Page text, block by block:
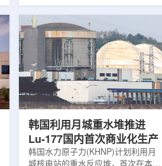
治疗系统的重要突破。本例受试者为
肺癌患者。试验所用的超导质子治疗
系统，搭载中科离子自主研发的
SC240超导回旋加速器，具有超大照
射野、360°全周束流配送能力。治
疗全程依托多模融合4D图像引导精
准定位，能实现动态适配、精准治
疗。设备运行平稳低噪，治疗控制软
韩国利用月城重水堆推进
Lu-177国内首次商业化生产
韩国水力原子力(KHNP)计划利用月